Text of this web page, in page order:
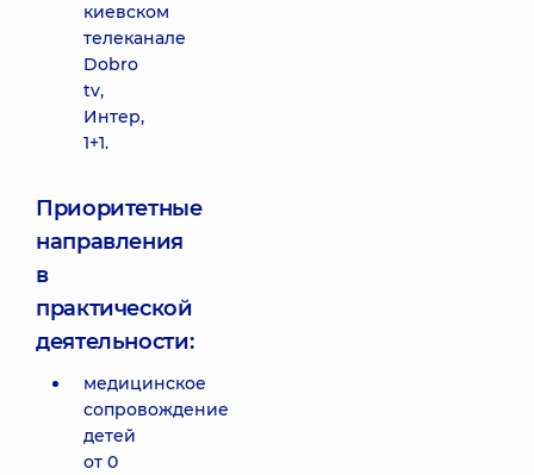
киевском
телеканале
Dobro
tv,
Интер,
1+1.
Приоритетные
направления
в
практической
деятельности:
медицинское
сопровождение
детей
от 0